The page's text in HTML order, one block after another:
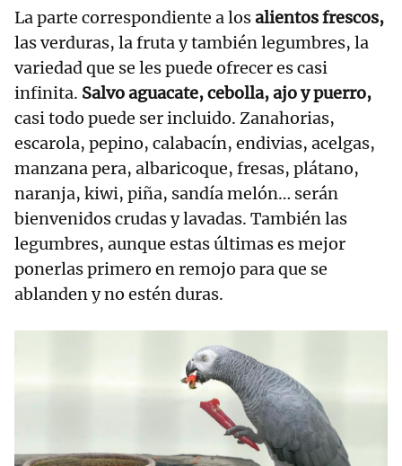
La parte correspondiente a losalientos frescos,
las verduras, la fruta y también legumbres, la
variedad que se les puede ofrecer es casi
infinita. Salvo aguacate, cebolla, ajo y puerro,
casi todo puede ser incluido. Zanahorias,
escarola, pepino, calabacín, endivias, acelgas,
manzana pera, albaricoque, fresas, plátano,
naranja, kiwi, piña, sandía melón… serán
bienvenidos crudas y lavadas. También las
legumbres, aunque estas últimas es mejor
ponerlas primero en remojo para que se
ablanden y no estén duras.